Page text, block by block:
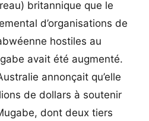
britannique que le
d’organisations de
hostiles au
avait été augmenté.
annonçait qu’elle
de dollars à soutenir
dont deux tiers